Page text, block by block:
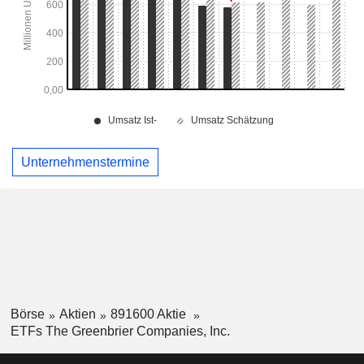
Unternehmenstermine
Börse Aktien
891600 Aktie
ETFs The Greenbrier Companies, Inc.